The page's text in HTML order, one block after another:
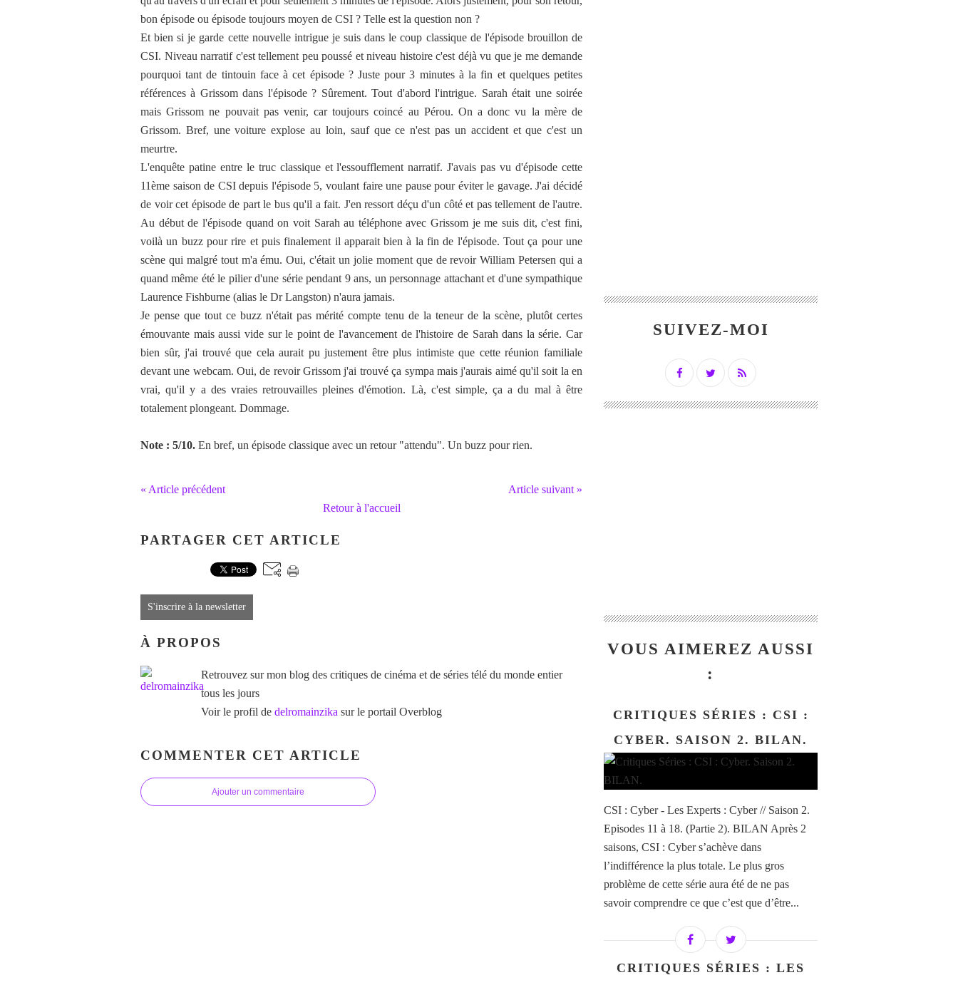
bon épisode ou épisode toujours moyen de CSI ? Telle est la question non ?
Et bien si je garde cette nouvelle intrigue je suis dans le coup classique de l'épisode brouillon de
CSI. Niveau narratif c'est tellement peu poussé et niveau histoire c'est déjà vu que je me demande
pourquoi tant de tintouin face à cet épisode ? Juste pour 3 minutes à la fin et quelques petites
références à Grissom dans l'épisode ? Sûrement. Tout d'abord l'intrigue. Sarah était une soirée
mais Grissom ne pouvait pas venir, car toujours coincé au Pérou. On a donc vu la mère de
Grissom. Bref, une voiture explose au loin, sauf que ce n'est pas un accident et que c'est un
meurtre.
L'enquête patine entre le truc classique et l'essoufflement narratif. J'avais pas vu d'épisode cette
11ème saison de CSI depuis l'épisode 5, voulant faire une pause pour éviter le gavage. J'ai décidé
de voir cet épisode de part le bus qu'il a fait. J'en ressort déçu d'un côté et pas tellement de l'autre.
Au début de l'épisode quand on voit Sarah au téléphone avec Grissom je me suis dit, c'est fini,
voilà un buzz pour rire et puis finalement il apparait bien à la fin de l'épisode. Tout ça pour une
scène qui malgré tout m'a ému. Oui, c'était un jolie moment que de revoir William Petersen qui a
quand même été le pilier d'une série pendant 9 ans, un personnage attachant et d'une sympathique
Laurence Fishburne (alias le Dr Langston) n'aura jamais.
Je pense que tout ce buzz n'était pas mérité compte tenu de la teneur de la scène, plutôt certes
émouvante mais aussi vide sur le point de l'avancement de l'histoire de Sarah dans la série. Car
bien sûr, j'ai trouvé que cela aurait pu justement être plus intimiste que cette réunion familiale
devant une webcam. Oui, de revoir Grissom j'ai trouvé ça sympa mais j'aurais aimé qu'il soit la en
vrai, qu'il y a des vraies retrouvailles pleines d'émotion. Là, c'est simple, ça a du mal à être
totalement plongeant. Dommage.
Note : 5/10. En bref, un épisode classique avec un retour "attendu". Un buzz pour rien.
« Article précédent
Article suivant »
Retour à l'accueil
PARTAGER CET ARTICLE
S'inscrire à la newsletter
À PROPOS
Retrouvez sur mon blog des critiques de cinéma et de séries télé du monde entier
tous les jours
Voir le profil de delromainzika sur le portail Overblog
COMMENTER CET ARTICLE
Ajouter un commentaire
SUIVEZ-MOI
VOUS AIMEREZ AUSSI
:
CRITIQUES SÉRIES : CSI :
CYBER. SAISON 2. BILAN.
CSI : Cyber - Les Experts : Cyber // Saison 2.
Episodes 11 à 18. (Partie 2). BILAN Après 2
saisons, CSI : Cyber s’achève dans
l’indifférence la plus totale. Le plus gros
problème de cette série aura été de ne pas
savoir comprendre ce que c’est que d’être...
CRITIQUES SÉRIES : LES